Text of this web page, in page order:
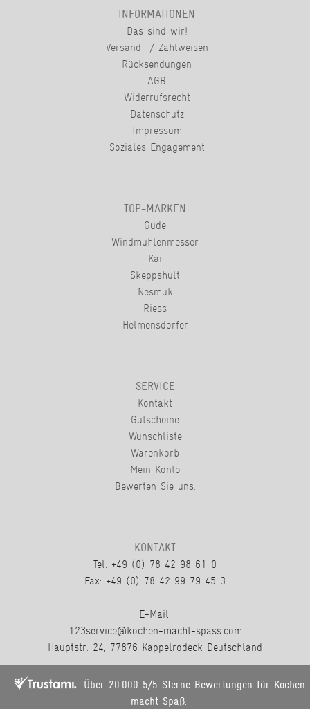
INFORMATIONEN
Das sind wir!
Versand- / Zahlweisen
Rücksendungen
AGB
Widerrufsrecht
Datenschutz
Impressum
Soziales Engagement
TOP-MARKEN
Güde
Windmühlenmesser
Kai
Skeppshult
Nesmuk
Riess
Helmensdorfer
SERVICE
Kontakt
Gutscheine
Wunschliste
Warenkorb
Mein Konto
Bewerten Sie uns.
KONTAKT
Tel: +49 (0) 78 42 98 61 0
Fax: +49 (0) 78 42 99 79 45 3
E-Mail:
123service@kochen-macht-spass.com
Hauptstr. 24, 77876 Kappelrodeck Deutschland
Über 20.000 5/5 Sterne Bewertungen für Kochen
macht Spaß.